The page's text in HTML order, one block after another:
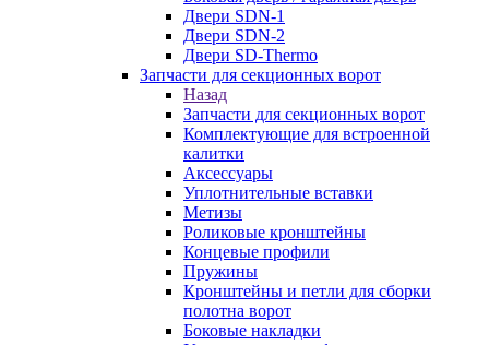
Двери SDN-1
Двери SDN-2
Двери SD-Thermo
Запчасти для секционных ворот
Назад
Запчасти для секционных ворот
Комплектующие для встроенной
калитки
Аксессуары
Уплотнительные вставки
Метизы
Роликовые кронштейны
Концевые профили
Пружины
Кронштейны и петли для сборки
полотна ворот
Боковые накладки